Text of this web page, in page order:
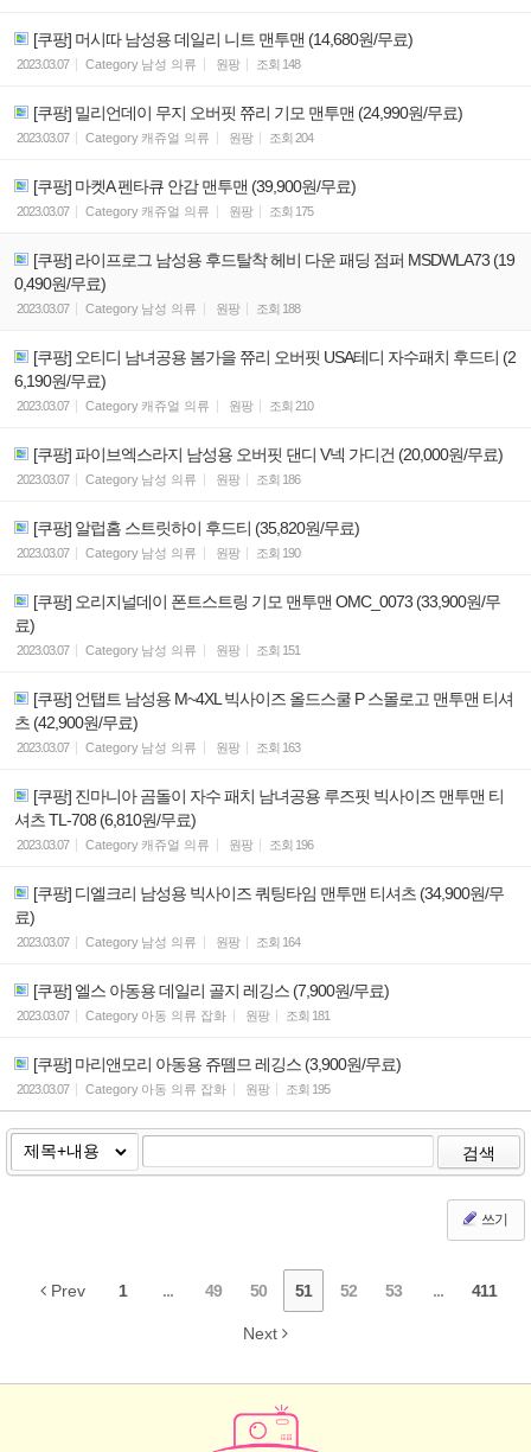
[쿠팡] 머시따 남성용 데일리 니트 맨투맨 (14,680원/무료)
2023.03.07 Category 남성 의류 원팡 조회 148
[쿠팡] 밀리언데이 무지 오버핏 쮸리 기모 맨투맨 (24,990원/무료)
2023.03.07 Category 캐쥬얼 의류 원팡 조회 204
[쿠팡] 마켓A 펜타큐 안감 맨투맨 (39,900원/무료)
2023.03.07 Category 캐쥬얼 의류 원팡 조회 175
[쿠팡] 라이프로그 남성용 후드탈착 헤비 다운 패딩 점퍼 MSDWLA73 (19
0,490원/무료)
2023.03.07 Category 남성 의류 원팡 조회 188
[쿠팡] 오티디 남녀공용 봄가을 쮸리 오버핏 USA테디 자수패치 후드티 (2
6,190원/무료)
2023.03.07 Category 캐쥬얼 의류 원팡 조회 210
[쿠팡] 파이브엑스라지 남성용 오버핏 댄디 V넥 가디건 (20,000원/무료)
2023.03.07 Category 남성 의류 원팡 조회 186
[쿠팡] 알럽홈 스트릿하이 후드티 (35,820원/무료)
2023.03.07 Category 남성 의류 원팡 조회 190
[쿠팡] 오리지널데이 폰트스트링 기모 맨투맨 OMC_0073 (33,900원/무
료)
2023.03.07 Category 남성 의류 원팡 조회 151
[쿠팡] 언탭트 남성용 M~4XL 빅사이즈 올드스쿨 P 스몰로고 맨투맨 티셔
츠 (42,900원/무료)
2023.03.07 Category 남성 의류 원팡 조회 163
[쿠팡] 진마니아 곰돌이 자수 패치 남녀공용 루즈핏 빅사이즈 맨투맨 티
셔츠 TL-708 (6,810원/무료)
2023.03.07 Category 캐쥬얼 의류 원팡 조회 196
[쿠팡] 디엘크리 남성용 빅사이즈 쿼팅타임 맨투맨 티셔츠 (34,900원/무
료)
2023.03.07 Category 남성 의류 원팡 조회 164
[쿠팡] 엘스 아동용 데일리 골지 레깅스 (7,900원/무료)
2023.03.07 Category 아동 의류 잡화 원팡 조회 181
[쿠팡] 마리앤모리 아동용 쥬뗌므 레깅스 (3,900원/무료)
2023.03.07 Category 아동 의류 잡화 원팡 조회 195
검색
쓰기
Prev 1 ... 49 50 51 52 53 ... 411
Next